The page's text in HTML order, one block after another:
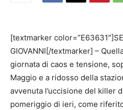
[textmarker
GIOVANNI[/textmarker] –
giornata di caos e tensione,
Maggio e a ridosso della
avvenuta l’uccisione del killer
pomeriggio di ieri, come